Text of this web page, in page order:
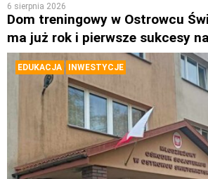
6 sierpnia 2026
Dom treningowy w Ostrowcu
ma już rok i pierwsze sukcesy
EDUKACJA INWESTYCJE